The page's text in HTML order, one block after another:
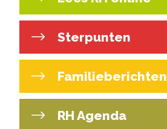
Sterpunten
Familieberichten
RH Agenda